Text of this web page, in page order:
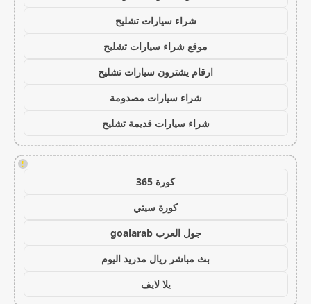
شراء سيارات تشليح
موقع شراء سيارات تشليح
ارقام يشترون سيارات تشليح
شراء سيارات مصدومة
شراء سيارات قديمة تشليح
!
كورة 365
كورة سيتي
جول العرب goalarab
بث مباشر ريال مدريد اليوم
يلا لايف